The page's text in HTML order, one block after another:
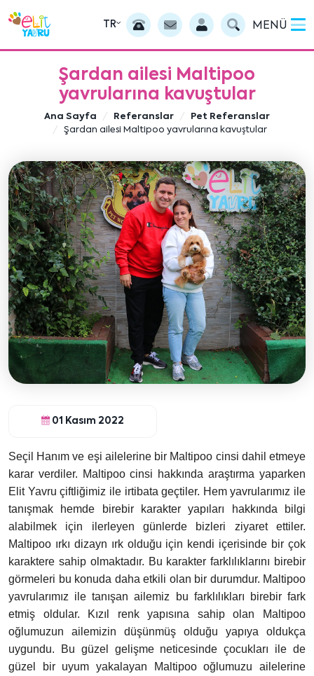
TR MENÜ
Şardan ailesi Maltipoo
yavrularına kavuştular
Ana Sayfa Referanslar
Pet Referanslar
Şardan ailesi Maltipoo yavrularına kavuştular
01 Kasım 2022
Seçil Hanım ve eşi ailelerine bir Maltipoo cinsi dahil etmeye
karar verdiler. Maltipoo cinsi hakkında araştırma yaparken
Elit Yavru çiftliğimiz ile irtibata geçtiler. Hem yavrularımız ile
tanışmak hemde birebir karakter yapıları hakkında bilgi
alabilmek için ilerleyen günlerde bizleri ziyaret ettiler.
Maltipoo ırkı dizayn ırk olduğu için kendi içerisinde bir çok
karaktere sahip olmaktadır. Bu karakter farklılıklarını birebir
görmeleri bu konuda daha etkili olan bir durumdur. Maltipoo
yavrularımız ile tanışan ailemiz bu farklılıkları birebir fark
etmiş oldular. Kızıl renk yapısına sahip olan Maltipoo
oğlumuzun ailemizin düşünmüş olduğu yapıya oldukça
uygundu. Bu güzel gelişme neticesinde çocukları ile de
güzel bir uyum yakalayan Maltipoo oğlumuzu ailelerine